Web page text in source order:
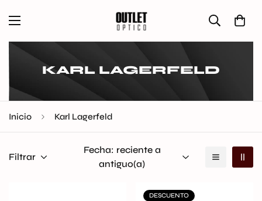
KARL LAGERFELD
Inicio Karl Lagerfeld
Filtrar
Fecha: reciente a
antiguo(a)
DESCUENTO